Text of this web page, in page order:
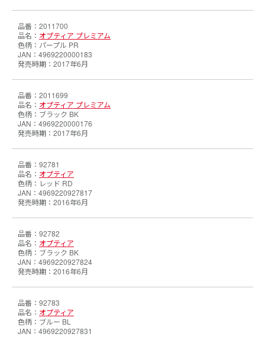
2011700
オプティア プレミアム
パープル PR
4969220000183
2017年6月
2011699
オプティア プレミアム
ブラック BK
4969220000176
2017年6月
92781
オプティア
レッド RD
4969220927817
2016年6月
92782
オプティア
ブラック BK
4969220927824
2016年6月
92783
オプティア
ブルー BL
4969220927831